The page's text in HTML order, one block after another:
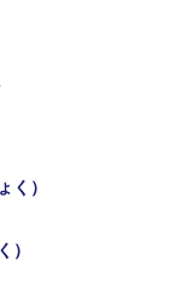
く）
）